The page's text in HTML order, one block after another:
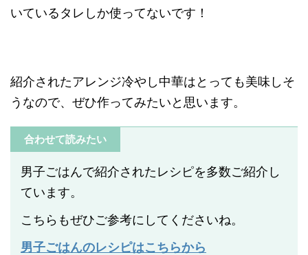
いているタレしか使ってないです！
紹介されたアレンジ冷やし中華はとっても美味しそ
うなので、ぜひ作ってみたいと思います。
合わせて読みたい
男子ごはんで紹介されたレシピを多数ご紹介し
ています。
こちらもぜひご参考にしてくださいね。
男子ごはんのレシピはこちらから